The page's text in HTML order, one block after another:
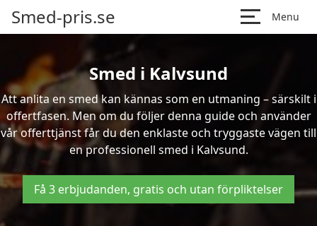
Smed-pris.se Menu
Smed i Kalvsund
Att anlita en smed kan kännas som en utmaning – särskilt i
offertfasen. Men om du följer denna guide och använder
vår offerttjänst får du den enklaste och tryggaste vägen till
en professionell smed i Kalvsund.
Få 3 erbjudanden, gratis och utan förpliktelser